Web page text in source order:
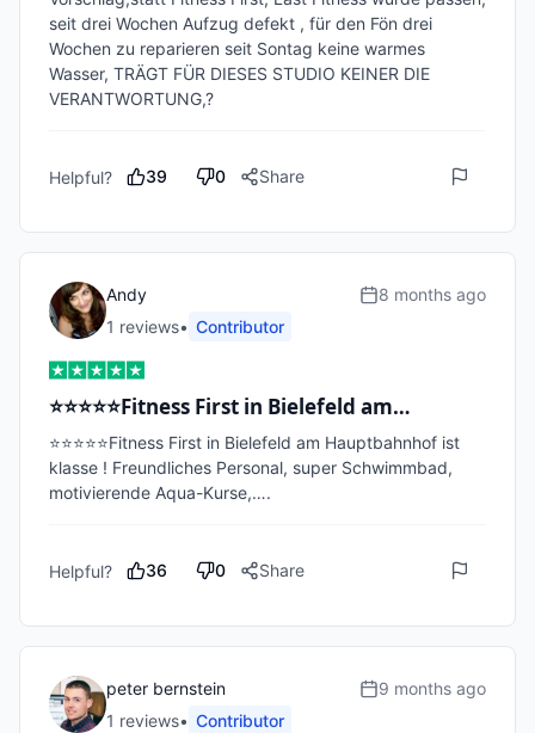
seit drei Wochen Aufzug defekt , für den Fön drei
Wochen zu reparieren seit Sontag keine warmes
Wasser, TRÄGT FÜR DIESES STUDIO KEINER DIE
VERANTWORTUNG,?
Helpful? 39 0 Share
Andy
1 reviews• Contributor
8 months ago
⭐️⭐️⭐️⭐️⭐️Fitness First in Bielefeld am…
⭐️⭐️⭐️⭐️⭐️Fitness First in Bielefeld am Hauptbahnhof ist
klasse ! Freundliches Personal, super Schwimmbad,
motivierende Aqua-Kurse,….
Helpful? 36 0 Share
peter bernstein
1 reviews• Contributor
9 months ago